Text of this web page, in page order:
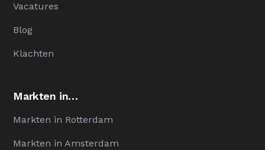
Vacatures
Blog
Klachten
Markten in…
Markten in Rotterdam
Markten in Amsterdam